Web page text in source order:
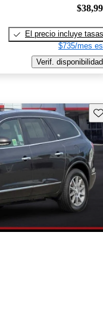
El precio incluye tasas
$735/mes
Verif. disponibilidad